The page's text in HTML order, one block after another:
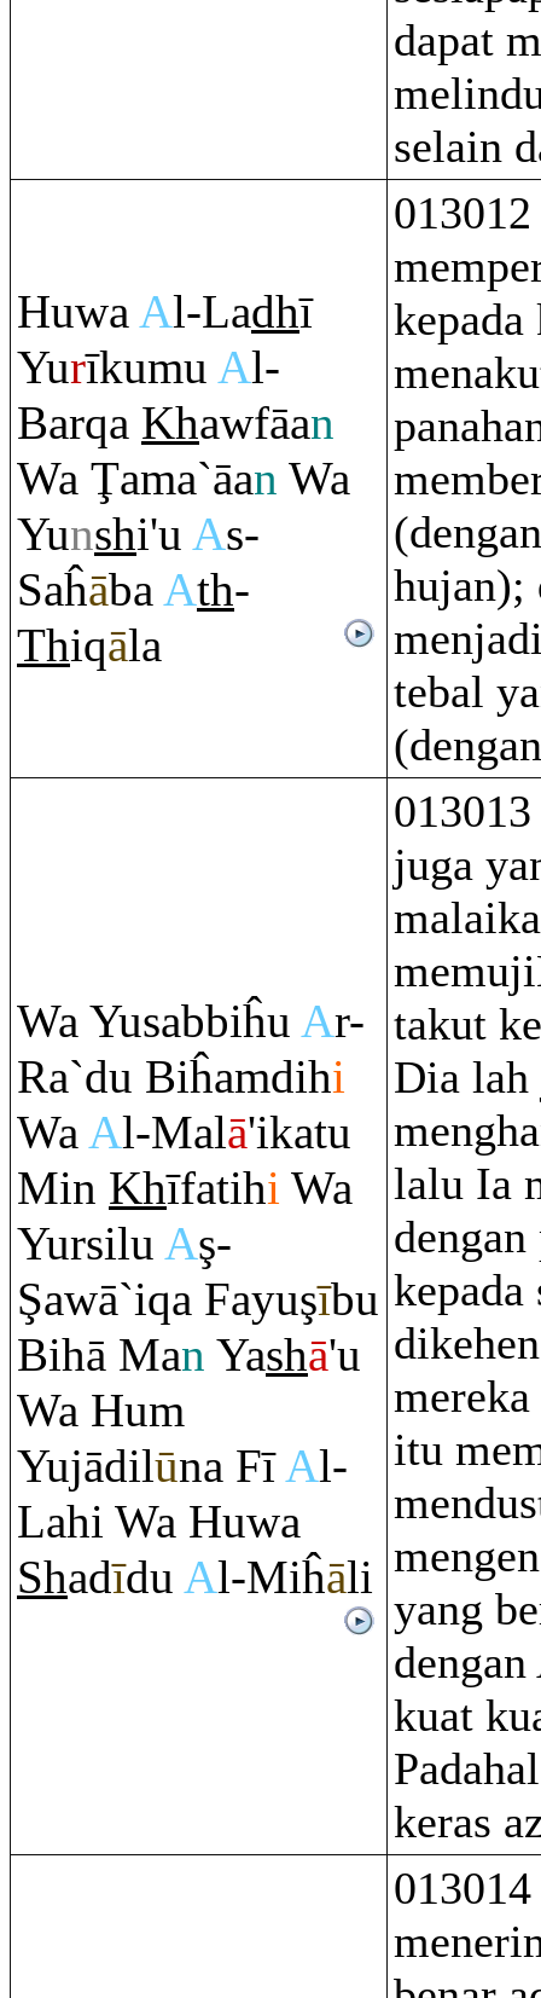
dapat
selain
HuwaAl-Ladhī
Yurīkumu Al-
Barqa Khawfāan
Wa Ţama`āan Wa
Yunshi'u As-
SaĥābaAth-
Thiqāla
hujan);
tebal
Wa Yusabbiĥu Ar-
Ra`du Biĥamdihi
WaAl-Malā'ikatu
Min Khīfatihi Wa
Yursilu Aş-
Şawā`iqa Fayuşību
Bihā Man Yashā'u
Wa Hum
Yujādilūna FīAl-
Lahi Wa Huwa
Shadīdu Al-Miĥāli
juga
takut
Dia lah
lalu Ia
dengan
kepada
itu
yang
kuat
keras